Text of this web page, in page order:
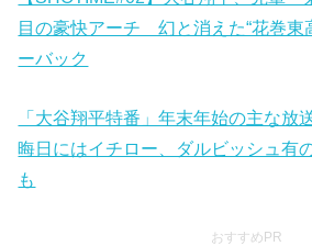
目の豪快アーチ 幻と消えた“花巻
ーバック
「大谷翔平特番」年末年始の主な
晦日にはイチロー、ダルビッシュ有
も
おすすめPR